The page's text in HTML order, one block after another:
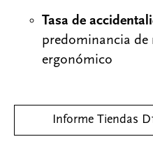
Tasa de
predominancia de
ergonómico
Informe Tiendas